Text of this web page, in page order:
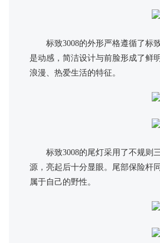
标致3008的外形严格遵循了标
是动感，简洁设计与前脸形成了鲜
浪漫、热爱生活的特征。
标致3008的尾灯采用了不规则
源，亮起后十分显眼。尾部保险杆
属于自己的野性。